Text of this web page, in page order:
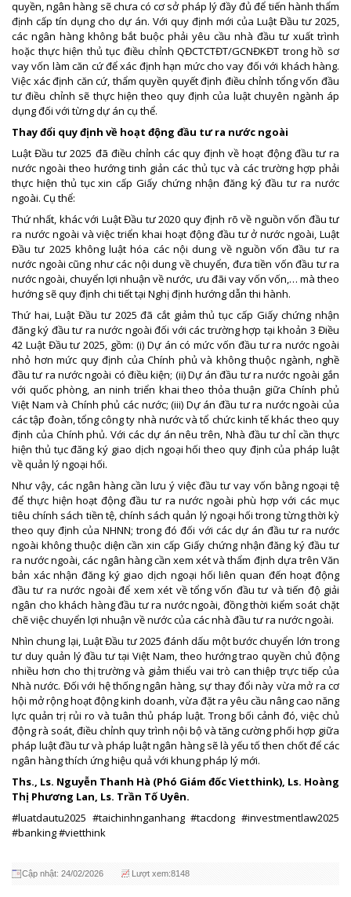
quyền, ngân hàng sẽ chưa có cơ sở pháp lý đầy đủ để tiến hành thẩm
định cấp tín dụng cho dự án. Với quy định mới của Luật Đầu tư 2025,
các ngân hàng không bắt buộc phải yêu cầu nhà đầu tư xuất trình
hoặc thực hiện thủ tục điều chỉnh QĐCTCTĐT/GCNĐKĐT trong hồ sơ
vay vốn làm căn cứ để xác định hạn mức cho vay đối với khách hàng.
Việc xác định căn cứ, thẩm quyền quyết định điều chỉnh tổng vốn đầu
tư điều chỉnh sẽ thực hiện theo quy định của luật chuyên ngành áp
dụng đối với từng dự án cụ thể.
Thay đổi quy định về hoạt động đầu tư ra nước ngoài
Luật Đầu tư 2025 đã điều chỉnh các quy định về hoạt động đầu tư ra
nước ngoài theo hướng tinh giản các thủ tục và các trường hợp phải
thực hiện thủ tục xin cấp Giấy chứng nhận đăng ký đầu tư ra nước
ngoài. Cụ thể:
Thứ nhất, khác với Luật Đầu tư 2020 quy định rõ về nguồn vốn đầu tư
ra nước ngoài và việc triển khai hoạt động đầu tư ở nước ngoài, Luật
Đầu tư 2025 không luật hóa các nội dung về nguồn vốn đầu tư ra
nước ngoài cũng như các nội dung về chuyển, đưa tiền vốn đầu tư ra
nước ngoài, chuyển lợi nhuận về nước, ưu đãi vay vốn vốn,… mà theo
hướng sẽ quy định chi tiết tại Nghị định hướng dẫn thi hành.
Thứ hai, Luật Đầu tư 2025 đã cắt giảm thủ tục cấp Giấy chứng nhận
đăng ký đầu tư ra nước ngoài đối với các trường hợp tại khoản 3 Điều
42 Luật Đầu tư 2025, gồm: (i) Dự án có mức vốn đầu tư ra nước ngoài
nhỏ hơn mức quy định của Chính phủ và không thuộc ngành, nghề
đầu tư ra nước ngoài có điều kiện; (ii) Dự án đầu tư ra nước ngoài gắn
với quốc phòng, an ninh triển khai theo thỏa thuận giữa Chính phủ
Việt Nam và Chính phủ các nước; (iii) Dự án đầu tư ra nước ngoài của
các tập đoàn, tổng công ty nhà nước và tổ chức kinh tế khác theo quy
định của Chính phủ. Với các dự án nêu trên, Nhà đầu tư chỉ cần thực
hiện thủ tục đăng ký giao dịch ngoại hối theo quy định của pháp luật
về quản lý ngoại hối.
Như vậy, các ngân hàng cần lưu ý việc đầu tư vay vốn bằng ngoại tệ
để thực hiện hoạt động đầu tư ra nước ngoài phù hợp với các mục
tiêu chính sách tiền tệ, chính sách quản lý ngoại hối trong từng thời kỳ
theo quy định của NHNN; trong đó đối với các dự án đầu tư ra nước
ngoài không thuộc diện cần xin cấp Giấy chứng nhận đăng ký đầu tư
ra nước ngoài, các ngân hàng cần xem xét và thẩm định dựa trên Văn
bản xác nhận đăng ký giao dịch ngoại hối liên quan đến hoạt động
đầu tư ra nước ngoài để xem xét về tổng vốn đầu tư và tiến độ giải
ngân cho khách hàng đầu tư ra nước ngoài, đồng thời kiểm soát chặt
chẽ việc chuyển lợi nhuận về nước của các nhà đầu tư ra nước ngoài.
Nhìn chung lại, Luật Đầu tư 2025 đánh dấu một bước chuyển lớn trong
tư duy quản lý đầu tư tại Việt Nam, theo hướng trao quyền chủ động
nhiều hơn cho thị trường và giảm thiểu vai trò can thiệp trực tiếp của
Nhà nước. Đối với hệ thống ngân hàng, sự thay đổi này vừa mở ra cơ
hội mở rộng hoạt động kinh doanh, vừa đặt ra yêu cầu nâng cao năng
lực quản trị rủi ro và tuân thủ pháp luật. Trong bối cảnh đó, việc chủ
động rà soát, điều chỉnh quy trình nội bộ và tăng cường phối hợp giữa
pháp luật đầu tư và pháp luật ngân hàng sẽ là yếu tố then chốt để các
ngân hàng thích ứng hiệu quả với khung pháp lý mới.
Ths., Ls. Nguyễn Thanh Hà (Phó Giám đốc Vietthink), Ls. Hoàng
Thị Phương Lan, Ls. Trần Tố Uyên.
#luatdautu2025 #taichinhnganhang #tacdong #investmentlaw2025
#banking #vietthink
Cập nhật: 24/02/2026 Lượt xem:8148